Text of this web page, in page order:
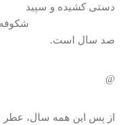
دستی کشیده و سپید
شکوفه ی
صد سال است.
@
از پس این همه سال،